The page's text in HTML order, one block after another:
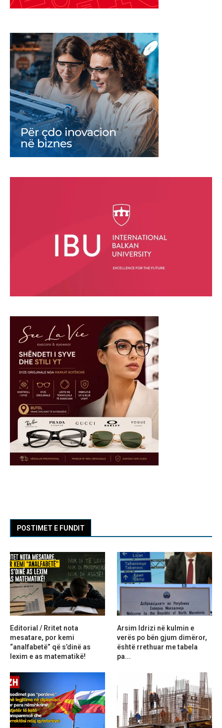
POSTIMET E FUNDIT
Editorial / Rritet nota
mesatare, por kemi
“analfabetë” që s’dinë as
lexim e as matematikë!
Arsim Idrizi në kulmin e
verës po bën gjum dimëror,
është rrethuar me tabela
pa...